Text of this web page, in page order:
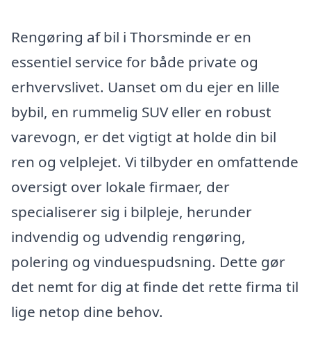
Rengøring af bil i Thorsminde er en
essentiel service for både private og
erhvervslivet. Uanset om du ejer en lille
bybil, en rummelig SUV eller en robust
varevogn, er det vigtigt at holde din bil
ren og velplejet. Vi tilbyder en omfattende
oversigt over lokale firmaer, der
specialiserer sig i bilpleje, herunder
indvendig og udvendig rengøring,
polering og vinduespudsning. Dette gør
det nemt for dig at finde det rette firma til
lige netop dine behov.